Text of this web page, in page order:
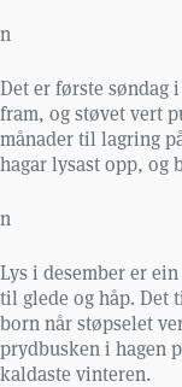
n
Det er første søndag
fram, og støvet vert
månader til lagring
hagar lysast opp, og
n
Lys i desember er
til glede og håp. Det
born når støpselet
prydbusken i hagen
kaldaste vinteren.